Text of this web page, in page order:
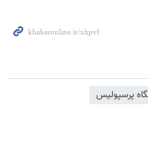
پرسپولیس